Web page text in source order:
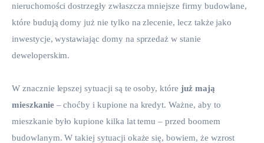
nieruchomości dostrzegły zwłaszcza mniejsze firmy budowlane,
które budują domy już nie tylko na zlecenie, lecz także jako
inwestycje, wystawiając domy na sprzedaż w stanie
deweloperskim.
W znacznie lepszej sytuacji są te osoby, które już mają
mieszkanie – choćby i kupione na kredyt. Ważne, aby to
mieszkanie było kupione kilka lat temu – przed boomem
budowlanym. W takiej sytuacji okaże się, bowiem, że wzrost